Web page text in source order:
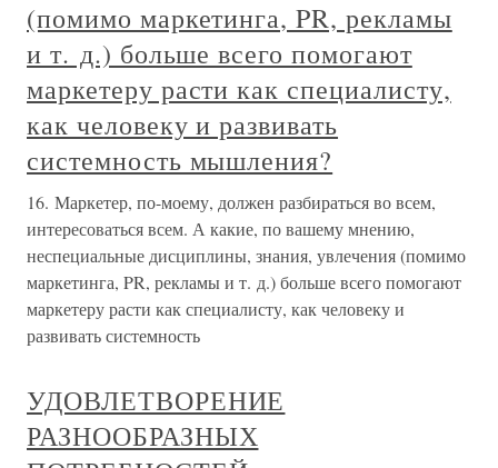
(помимо маркетинга, PR, рекламы
и т. д.) больше всего помогают
маркетеру расти как специалисту,
как человеку и развивать
системность мышления?
16. Маркетер, по-моему, должен разбираться во всем,
интересоваться всем. А какие, по вашему мнению,
неспециальные дисциплины, знания, увлечения (помимо
маркетинга, PR, рекламы и т. д.) больше всего помогают
маркетеру расти как специалисту, как человеку и
развивать системность
УДОВЛЕТВОРЕНИЕ
РАЗНООБРАЗНЫХ